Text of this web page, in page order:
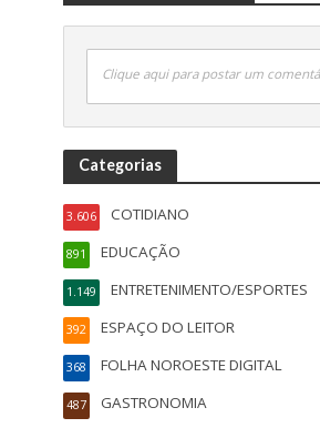
Clique aqui para postar um
Categorias
COTIDIANO
3.606
EDUCAÇÃO
891
ENTRETENIMENTO/ESPORTES
1.149
ESPAÇO DO LEITOR
392
FOLHA NOROESTE DIGITAL
368
GASTRONOMIA
487